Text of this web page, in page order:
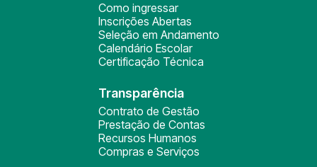
Como ingressar
Inscrições Abertas
Seleção em Andamento
Calendário Escolar
Certificação Técnica
Transparência
Contrato de Gestão
Prestação de Contas
Recursos Humanos
Compras e Serviços